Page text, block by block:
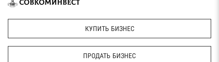
КУПИТЬ БИЗНЕС
ПРОДАТЬ БИЗНЕС